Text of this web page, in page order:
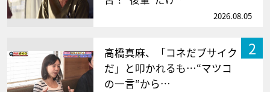
2026.08.05
2
高橋真麻、「コネだブサイク
だ」と叩かれるも…“マツコ
の一言”から…